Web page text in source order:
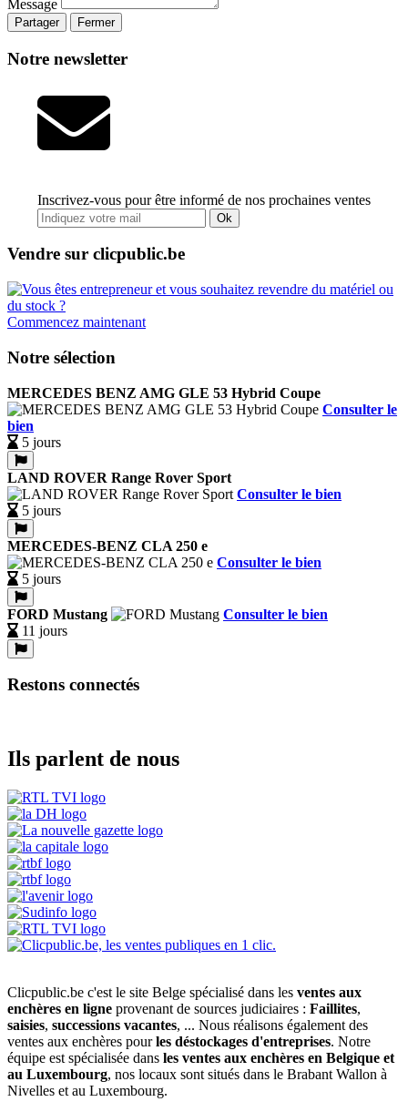
Message
Partager Fermer
Notre newsletter
Inscrivez-vous pour être informé de nos prochaines ventes
Ok
Vendre sur clicpublic.be
Commencez maintenant
Notre sélection
MERCEDES BENZ AMG GLE 53 Hybrid Coupe
Consulter le
bien
5 jours
LAND ROVER Range Rover Sport
Consulter le bien
5 jours
MERCEDES-BENZ CLA 250 e
Consulter le bien
5 jours
FORD Mustang
Consulter le bien
11 jours
Restons connectés
Ils parlent de nous
Clicpublic.be c'est le site Belge spécialisé dans les ventes aux
enchères en ligne provenant de sources judiciaires : Faillites,
saisies, successions vacantes, ... Nous réalisons également des
ventes aux enchères pourles déstockages d'entreprises. Notre
équipe est spécialisée dans les ventes aux enchères en Belgique et
au Luxembourg, nos locaux sont situés dans le Brabant Wallon à
Nivelles et au Luxembourg.